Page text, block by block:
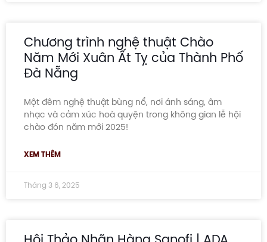
Chương trình nghệ thuật Chào
Năm Mới Xuân Ất Tỵ của Thành Phố
Đà Nẵng
Một đêm nghệ thuật bùng nổ, nơi ánh sáng, âm
nhạc và cảm xúc hoà quyện trong không gian lễ hội
chào đón năm mới 2025!
XEM THÊM
Tháng 3 6, 2025